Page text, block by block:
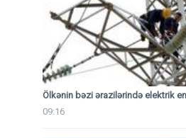
Ölkənin bəzi ərazilərində elektrik
09:16